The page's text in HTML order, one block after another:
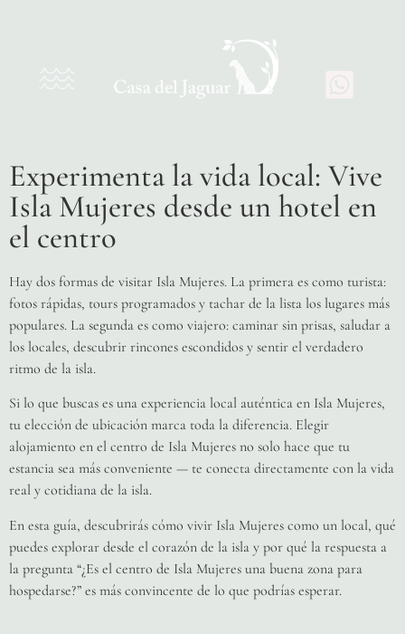
Experimenta la vida local: Vive
Isla Mujeres desde un hotel en
el centro
Hay dos formas de visitar Isla Mujeres. La primera es como turista:
fotos rápidas, tours programados y tachar de la lista los lugares más
populares. La segunda es como viajero: caminar sin prisas, saludar a
los locales, descubrir rincones escondidos y sentir el verdadero
ritmo de la isla.
Si lo que buscas es una experiencia local auténtica en Isla Mujeres,
tu elección de ubicación marca toda la diferencia. Elegir
alojamiento en el centro de Isla Mujeres no solo hace que tu
estancia sea más conveniente — te conecta directamente con la vida
real y cotidiana de la isla.
En esta guía, descubrirás cómo vivir Isla Mujeres como un local, qué
puedes explorar desde el corazón de la isla y por qué la respuesta a
la pregunta “¿Es el centro de Isla Mujeres una buena zona para
hospedarse?” es más convincente de lo que podrías esperar.